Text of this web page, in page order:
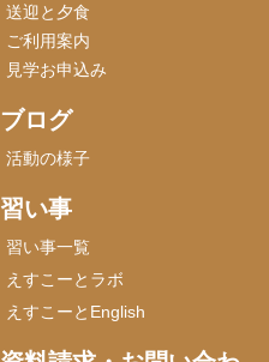
送迎と夕食
ご利用案内
見学お申込み
ブログ
活動の様子
習い事
習い事一覧
えすこーとラボ
えすこーとEnglish